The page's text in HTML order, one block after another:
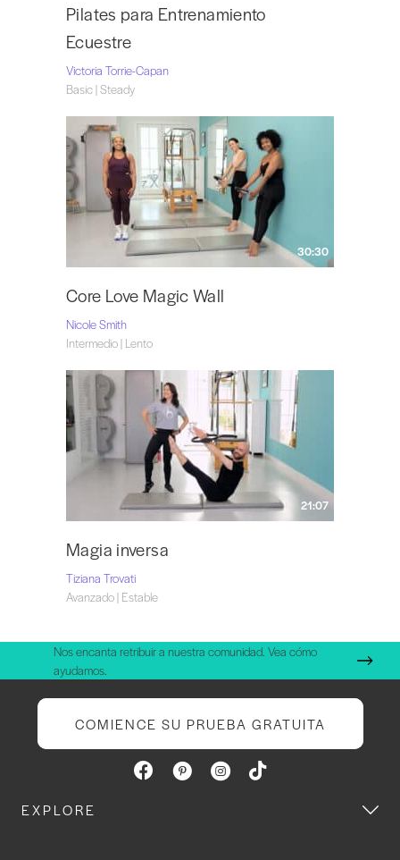
Pilates para Entrenamiento
Ecuestre
Victoria Torrie-Capan
Basic | Steady
30:30
Core Love Magic Wall
Nicole Smith
Intermedio | Lento
21:07
Magia inversa
Tiziana Trovati
Avanzado | Estable
Nos encanta retribuir a nuestra comunidad. Vea cómo
ayudamos.
COMIENCE SU PRUEBA GRATUITA
EXPLORE